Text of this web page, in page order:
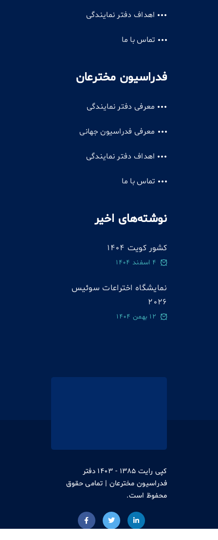
اهداف دفتر نمایندگی
تماس با ما
فدراسیون مخترعان
معرفی دفتر نمایندگی
معرفی فدراسیون جهانی
اهداف دفتر نمایندگی
تماس با ما
نوشته‌های اخیر
کشور کویت 1404
4 اسفند 1404
نمایشگاه اختراعات سوئيس
2026
12 بهمن 1404
کپی رایت 1385 - 1403 دفتر
فدراسیون مخترعان | تمامی حقوق
محفوظ است.